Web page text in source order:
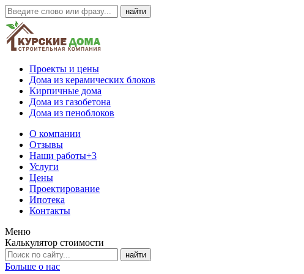
Проекты и цены
Дома из керамических блоков
Кирпичные дома
Дома из газобетона
Дома из пеноблоков
О компании
Отзывы
Наши работы+3
Услуги
Цены
Проектирование
Ипотека
Контакты
Меню
Калькулятор стоимости
Больше о нас